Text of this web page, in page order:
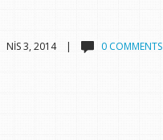
NIS 3, 2014 | 0 COMMENTS